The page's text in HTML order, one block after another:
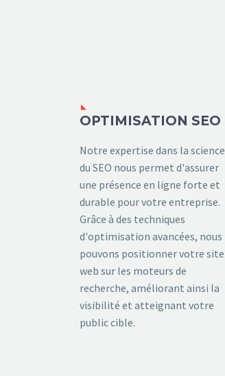
OPTIMISATION SEO
Notre expertise dans la science
du SEO nous permet d'assurer
une présence en ligne forte et
durable pour votre entreprise.
Grâce à des techniques
d'optimisation avancées, nous
pouvons positionner votre site
web sur les moteurs de
recherche, améliorant ainsi la
visibilité et atteignant votre
public cible.